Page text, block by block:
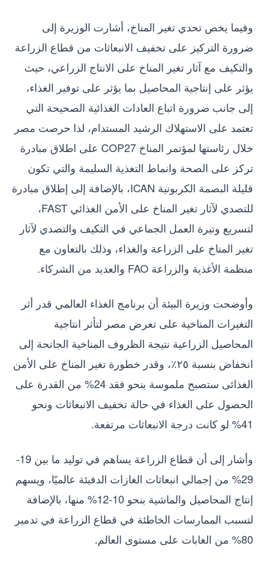
وفيما يخص تحدي تغير المناخ، أشارت الوزيرة إلى
ضرورة التركيز على تخفيف الانبعاثات من قطاع الزراعة
والتكيف مع آثار تغير المناخ على الانتاج الزراعي، حيث
يؤثر على إنتاجية المحاصيل بما يؤثر على توفير الغذاء،
إلى جانب ضرورة اتباع العادات الغذائية الصحيحة التي
تعتمد على الاستهلاك الرشيد المستدام، لذا حرصت مصر
خلال رئاستها لمؤتمر المناخ COP27 على اطلاق مبادرة
تركز على الصحة وانماط التغذية السليمة والتي تكون
قليلة البصمة الكربونية ICAN، بالإضافة إلى إطلاق مبادرة
للتصدي لآثار تغير المناخ على الأمن الغذائي FAST،
لتسريع وتيرة العمل الجماعي في التكيف والتصدي لآثار
تغير المناخ على الزراعة والغذاء، وذلك بالتعاون مع
منظمة الأغذية والزراعة FAO والعديد من الشركاء.
وأوضحت وزيرة البيئة أن برنامج الغذاء العالمي قدر أثر
التغيرات المناخية على تعرض مصر لتأثر انتاجية
المحاصيل الزراعية نتيجة الظروف المناخية الجانحة إلى
انخفاض بنسبة ٢٥٪؜، وقدر خطورة تغير المناخ على الأمن
الغذائى ستصبح ملموسة بنحو فقد 24% من القدرة على
الحصول على الغذاء في حالة تخفيف الانبعاثات ونحو
41% لو كانت درجة الانبعاثات مرتفعة.
وأشار إلى أن قطاع الزراعة يساهم في توليد ما بين 19-
29% من إجمالي انبعاثات الغازات الدفيئة عالميًا، ويسهم
إنتاج المحاصيل والماشية بنحو 10-12% منها، بالإضافة
لتسبب الممارسات الخاطئة في قطاع الزراعة في تدمير
80% من الغابات على مستوى العالم.